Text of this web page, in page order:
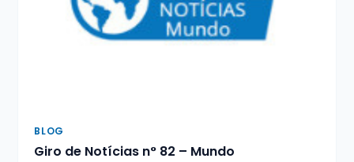
BLOG
Giro de Notícias n° 82 – Mundo